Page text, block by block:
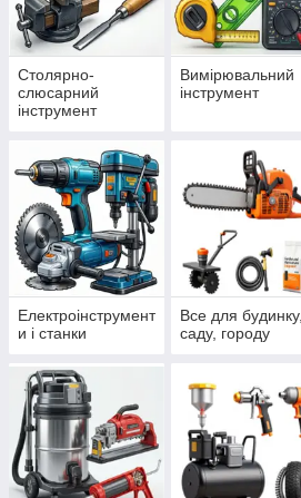
Столярно-
слюсарний
інструмент
Вимірювальний
інструмент
Електроінструмент
и і станки
Все для будинку,
саду, городу